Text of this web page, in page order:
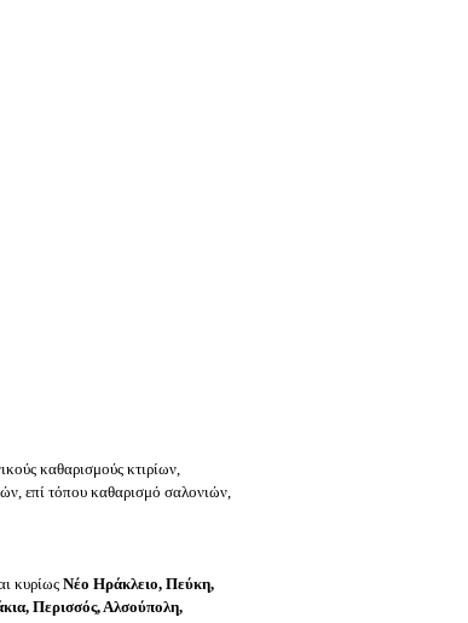
καθαρισμούς κτιρίων,
επί τόπου καθαρισμό σαλονιών,
κυρίως Νέο Ηράκλειο, Πεύκη,
Περισσός, Αλσούπολη,